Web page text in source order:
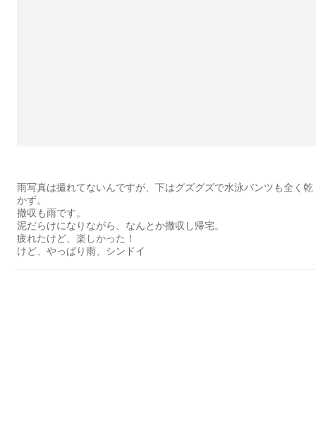
雨写真は撮れてないんですが、下はグズグズで水泳パンツも全く乾
かず。
撤収も雨です。
泥だらけになりながら、なんとか撤収し帰宅。
疲れたけど、楽しかった！
けど、やっぱり雨、シンドイ